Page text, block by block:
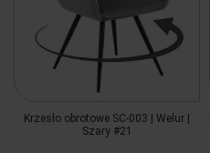
Krzesło obrotowe SC-003 | Welur |
Szary #21